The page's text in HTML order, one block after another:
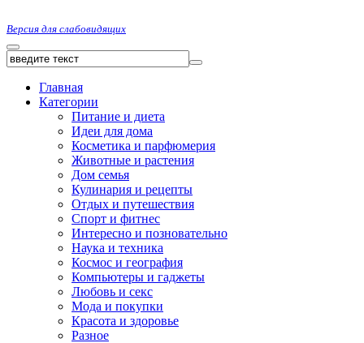
Версия для слабовидящих
Главная
Категории
Питание и диета
Идеи для дома
Косметика и парфюмерия
Животные и растения
Дом семья
Кулинария и рецепты
Отдых и путешествия
Спорт и фитнес
Интересно и позновательно
Наука и техника
Космос и география
Компьютеры и гаджеты
Любовь и секс
Мода и покупки
Красота и здоровье
Разное